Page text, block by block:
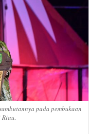
pada pembukaan